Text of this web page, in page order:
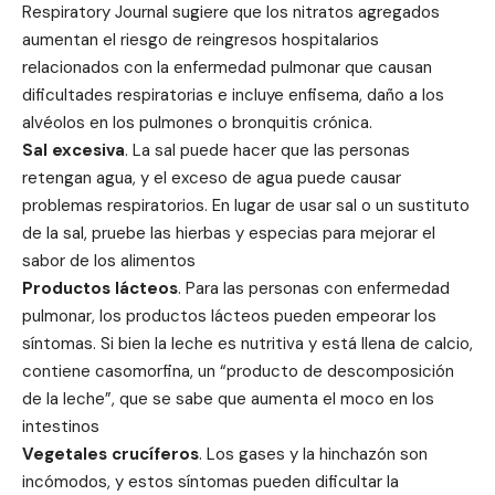
Respiratory Journal sugiere que los nitratos agregados
aumentan el riesgo de reingresos hospitalarios
relacionados con la enfermedad pulmonar que causan
dificultades respiratorias e incluye enfisema, daño a los
alvéolos en los pulmones o bronquitis crónica.
Sal excesiva. La sal puede hacer que las personas
retengan agua, y el exceso de agua puede causar
problemas respiratorios. En lugar de usar sal o un sustituto
de la sal, pruebe las hierbas y especias para mejorar el
sabor de los alimentos
Productos lácteos. Para las personas con enfermedad
pulmonar, los productos lácteos pueden empeorar los
síntomas. Si bien la leche es nutritiva y está llena de calcio,
contiene casomorfina, un “producto de descomposición
de la leche”, que se sabe que aumenta el moco en los
intestinos
Vegetales crucíferos. Los gases y la hinchazón son
incómodos, y estos síntomas pueden dificultar la